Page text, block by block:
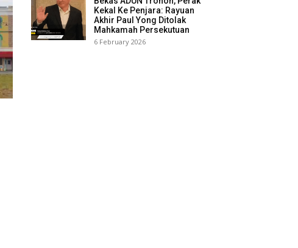
Kekal Ke Penjara: Rayuan
Akhir Paul Yong Ditolak
Mahkamah Persekutuan
6 February 2026